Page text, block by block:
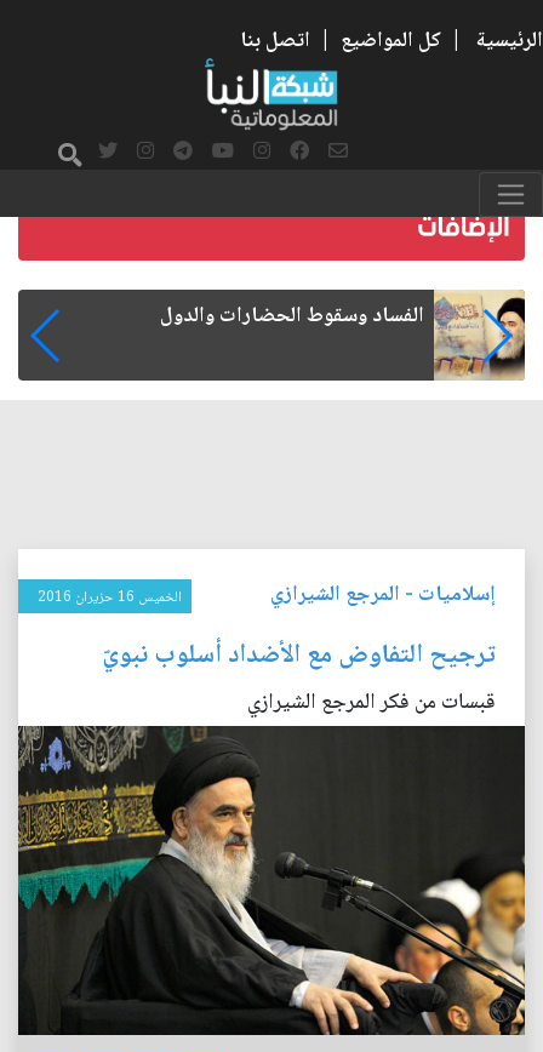
الرئيسية | كل المواضيع | اتصل بنا
رواتب الموظفين على صفيح ساخن
إسلاميات - المرجع الشيرازي الخميس 16 حزيران 2016
ترجيح التفاوض مع الأضداد أسلوب نبويّ
قبسات من فكر المرجع الشيرازي